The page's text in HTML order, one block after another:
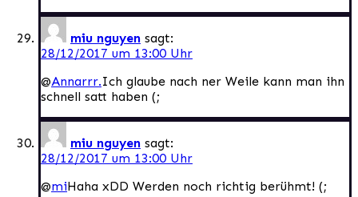
miu nguyen sagt:
28/12/2017 um 13:00 Uhr
@Annarrr.Ich glaube nach ner Weile kann man ihn
schnell satt haben (;
miu nguyen sagt:
28/12/2017 um 13:00 Uhr
@miHaha xDD Werden noch richtig berühmt! (;